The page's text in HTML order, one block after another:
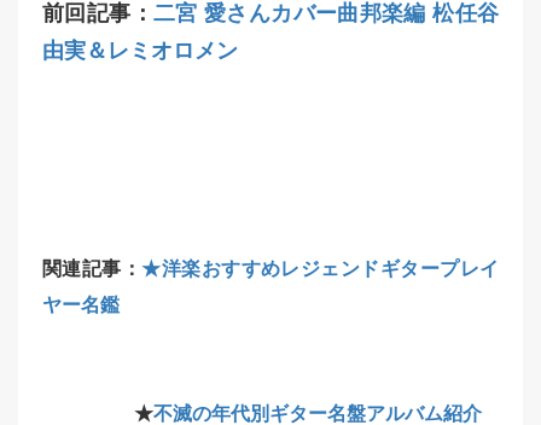
前回記事： 二宮 愛さんカバー曲邦楽編 松任谷
由実＆レミオロメン
関連記事：★洋楽おすすめレジェンドギタープレイ
ヤー名鑑
★不滅の年代別ギター名盤アルバム紹介